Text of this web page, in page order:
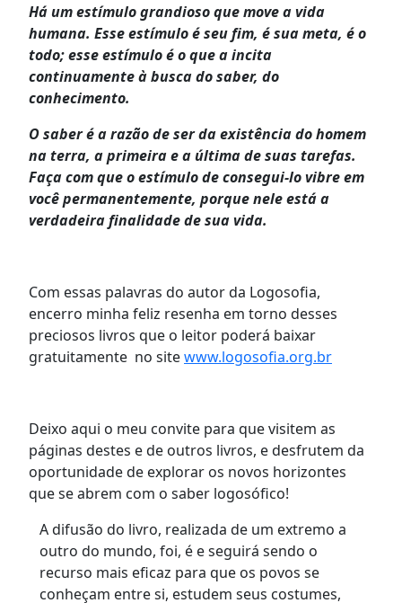
Há um estímulo grandioso que move a vida
humana. Esse estímulo é seu fim, é sua meta, é o
todo; esse estímulo é o que a incita
continuamente à busca do saber, do
conhecimento.
O saber é a razão de ser da existência do homem
na terra, a primeira e a última de suas tarefas.
Faça com que o estímulo de consegui-lo vibre em
você permanentemente, porque nele está a
verdadeira finalidade de sua vida.
Com essas palavras do autor da Logosofia,
encerro minha feliz resenha em torno desses
preciosos livros que o leitor poderá baixar
gratuitamente no sitewww.logosofia.org.br
Deixo aqui o meu convite para que visitem as
páginas destes e de outros livros, e desfrutem da
oportunidade de explorar os novos horizontes
que se abrem com o saber logosófico!
A difusão do livro, realizada de um extremo a
outro do mundo, foi, é e seguirá sendo o
recurso mais eficaz para que os povos se
conheçam entre si, estudem seus costumes,